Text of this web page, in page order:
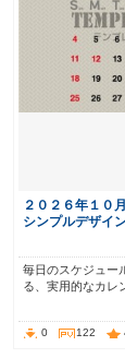
２０２６年１０
シンプルデザイ
毎日のスケジュー
る、実用的なカレ
0 122